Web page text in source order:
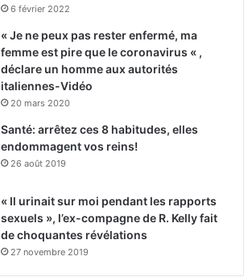
6 février 2022
« Je ne peux pas rester enfermé, ma
femme est pire que le coronavirus « ,
déclare un homme aux autorités
italiennes-Vidéo
20 mars 2020
Santé: arrêtez ces 8 habitudes, elles
endommagent vos reins!
26 août 2019
« Il urinait sur moi pendant les rapports
sexuels », l’ex-compagne de R. Kelly fait
de choquantes révélations
27 novembre 2019